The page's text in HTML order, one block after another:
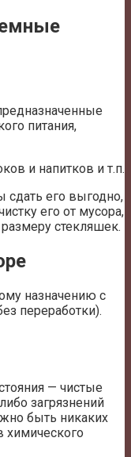
питания,
и напитков и т.п.
сдать его выгодно,
его от мусора,
стекляшек.
назначению с
переработки).
— чистые
загрязнений
быть никаких
химического